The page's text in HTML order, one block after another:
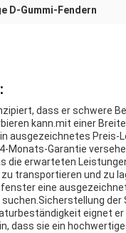
D-Gummi-Fendern
dass er schwere
kann.mit einer
ausgezeichnetes
Monats-Garantie
die erwarteten
transportieren und zu
eine
eignet er
dass sie ein